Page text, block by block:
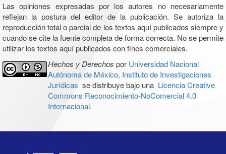
Las opiniones expresadas por los autores no necesariamente
reflejan la postura del editor de la publicación. Se autoriza la
reproducción total o parcial de los textos aquí publicados siempre y
cuando se cite la fuente completa de forma correcta. No se permite
utilizar los textos aquí publicados con fines comerciales.
Hechos y Derechos por Universidad Nacional
Autónoma de México, Instituto de Investigaciones
Jurídicas se distribuye bajo una Licencia Creative
Commons Reconocimiento-NoComercial 4.0
Internacional.